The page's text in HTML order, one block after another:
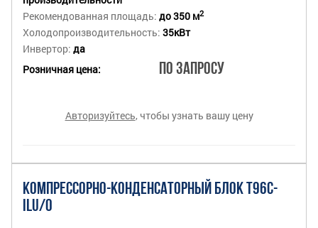
Рекомендованная площадь: до 350 м2
Холодопроизводительность: 35кВт
Инвертор: да
Розничная цена:
По запросу
Авторизуйтесь, чтобы узнать вашу цену
КОМПРЕССОРНО-КОНДЕНСАТОРНЫЙ БЛОК T96C-
ILU/O